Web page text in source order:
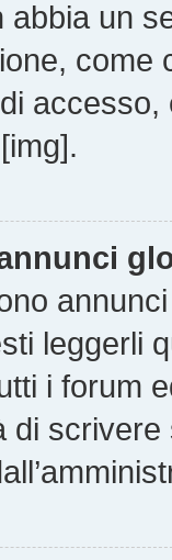
abbia un
come
leggerli
i forum
di